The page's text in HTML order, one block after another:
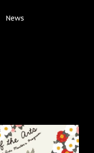
News